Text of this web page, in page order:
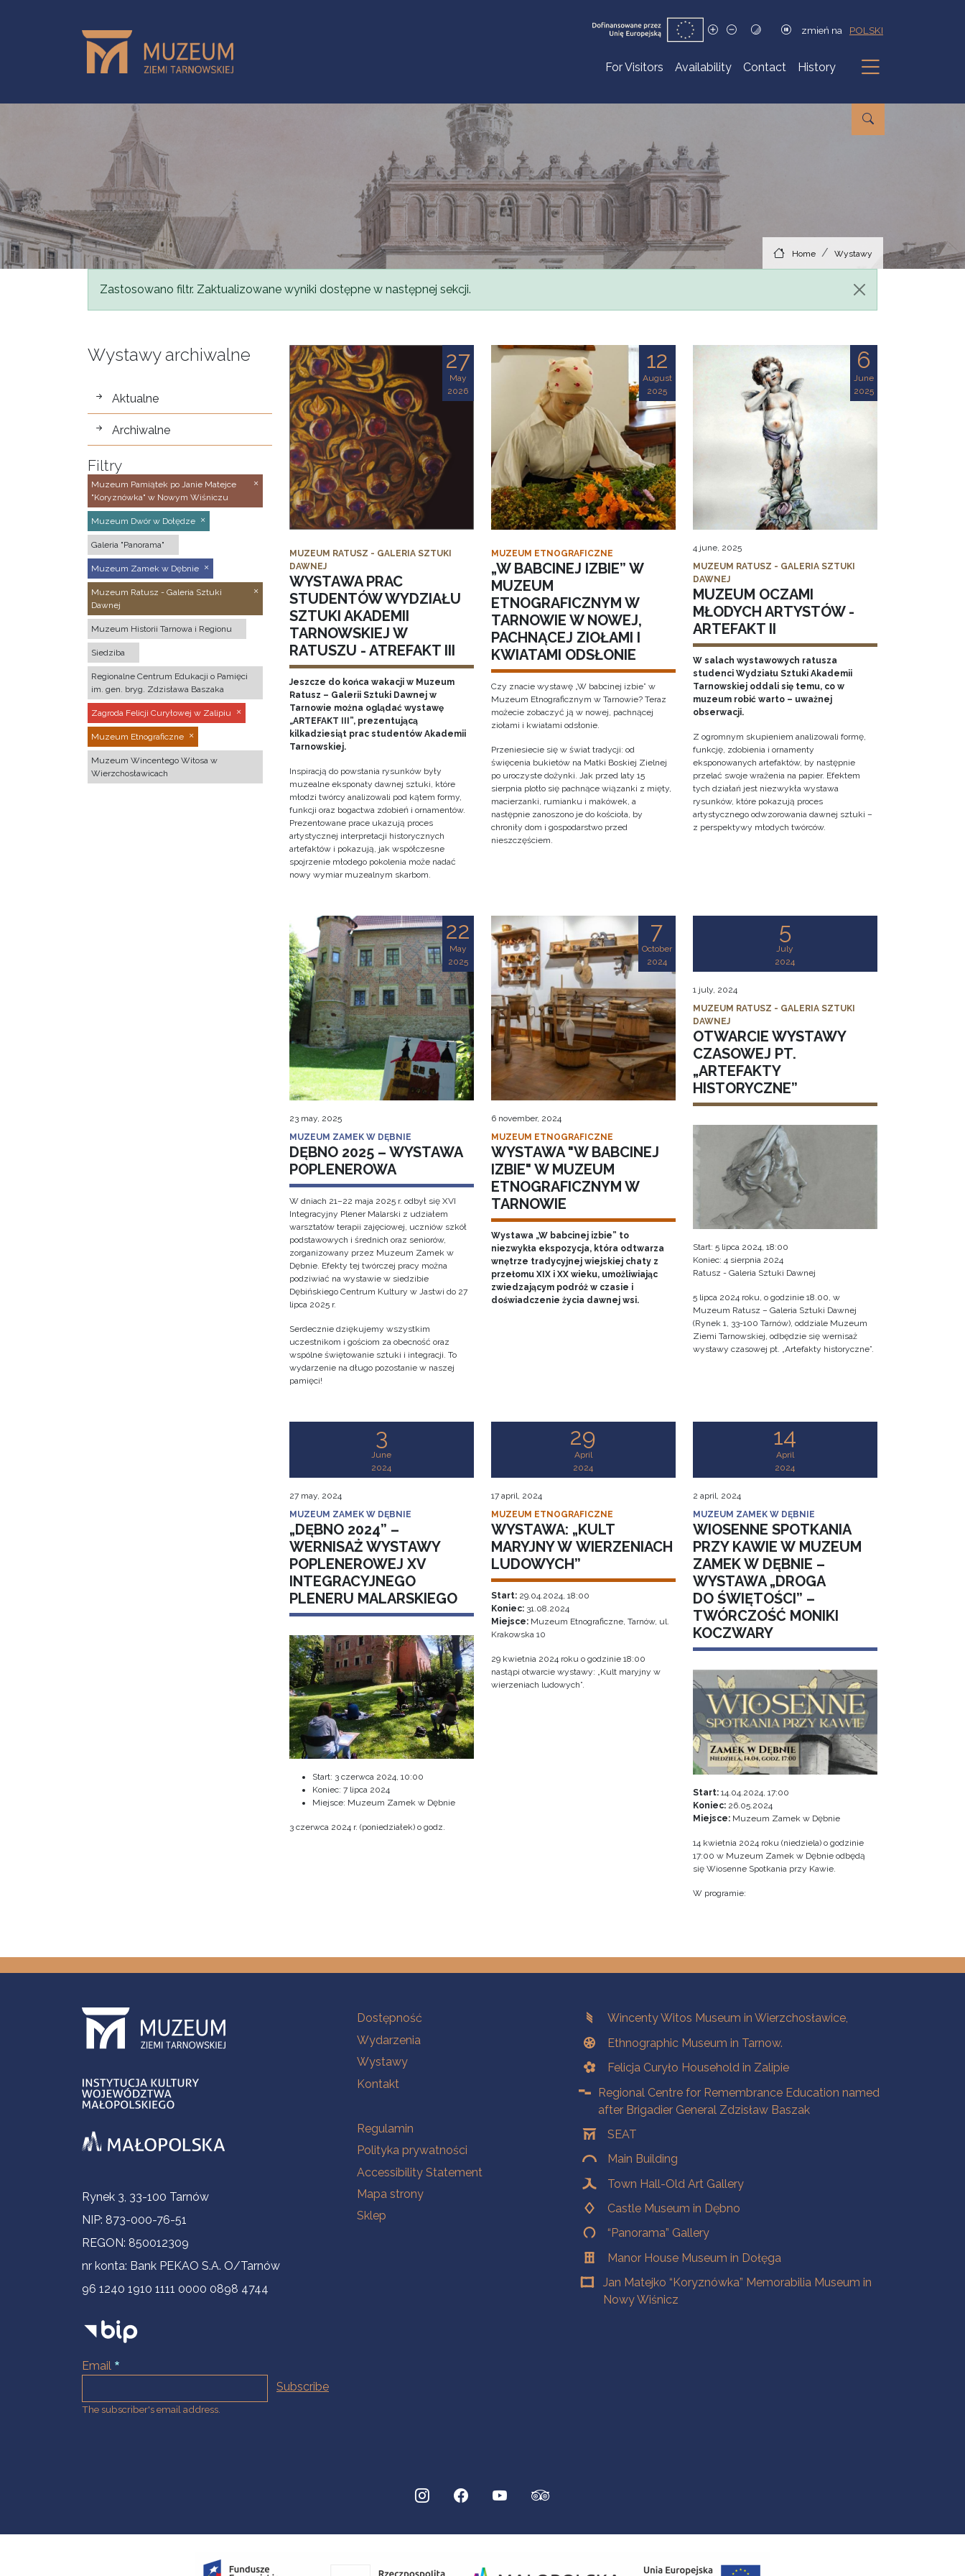
zmień na POLSKI
For Visitors Availability Contact History
Submenu
Home Wystawy
Status message
Zastosowano filtr. Zaktualizowane wyniki dostępne w następnej sekcji.
Wystawy archiwalne
wystawy
Aktualne
Archiwalne
Filtry
Muzeum Pamiątek po Janie Matejce
"Koryznówka" w Nowym Wiśniczu
Muzeum Dwór w Dołędze
Galeria "Panorama"
Muzeum Zamek w Dębnie
Muzeum Ratusz - Galeria Sztuki
Dawnej
Muzeum Historii Tarnowa i Regionu
Siedziba
Regionalne Centrum Edukacji o Pamięci
im. gen. bryg. Zdzisława Baszaka
Zagroda Felicji Curyłowej w Zalipiu
Muzeum Etnograficzne
Muzeum Wincentego Witosa w
Wierzchosławicach
27
May
2026
MUZEUM RATUSZ - GALERIA SZTUKI
DAWNEJ
WYSTAWA PRAC
STUDENTÓW WYDZIAŁU
SZTUKI AKADEMII
TARNOWSKIEJ W
RATUSZU - ATREFAKT III
Jeszcze do końca wakacji w Muzeum
Ratusz – Galerii Sztuki Dawnej w
Tarnowie można oglądać wystawę
„ARTEFAKT III”, prezentującą
kilkadziesiąt prac studentów Akademii
Tarnowskiej.
Inspiracją do powstania rysunków były
muzealne eksponaty dawnej sztuki, które
młodzi twórcy analizowali pod kątem formy,
funkcji oraz bogactwa zdobień i ornamentów.
Prezentowane prace ukazują proces
artystycznej interpretacji historycznych
artefaktów i pokazują, jak współczesne
spojrzenie młodego pokolenia może nadać
nowy wymiar muzealnym skarbom.
12
August
2025
MUZEUM ETNOGRAFICZNE
„W BABCINEJ IZBIE” W
MUZEUM
ETNOGRAFICZNYM W
TARNOWIE W NOWEJ,
PACHNĄCEJ ZIOŁAMI I
KWIATAMI ODSŁONIE
Czy znacie wystawę „W babcinej izbie” w
Muzeum Etnograficznym w Tarnowie? Teraz
możecie zobaczyć ją w nowej, pachnącej
ziołami i kwiatami odsłonie.
Przeniesiecie się w świat tradycji: od
święcenia bukietów na Matki Boskiej Zielnej
po uroczyste dożynki. Jak przed laty 15
sierpnia plotło się pachnące wiązanki z mięty,
macierzanki, rumianku i makówek, a
następnie zanoszono je do kościoła, by
chroniły dom i gospodarstwo przed
nieszczęściem.
6
June
2025
4 june, 2025
MUZEUM RATUSZ - GALERIA SZTUKI
DAWNEJ
MUZEUM OCZAMI
MŁODYCH ARTYSTÓW -
ARTEFAKT II
W salach wystawowych ratusza
studenci Wydziału Sztuki Akademii
Tarnowskiej oddali się temu, co w
muzeum robić warto – uważnej
obserwacji.
Z ogromnym skupieniem analizowali formę,
funkcję, zdobienia i ornamenty
eksponowanych artefaktów, by następnie
przelać swoje wrażenia na papier. Efektem
tych działań jest niezwykła wystawa
rysunków, które pokazują proces
artystycznego odwzorowania dawnej sztuki –
z perspektywy młodych twórców.
22
May
2025
23 may, 2025
MUZEUM ZAMEK W DĘBNIE
DĘBNO 2025 – WYSTAWA
POPLENEROWA
W dniach 21–22 maja 2025 r. odbył się XVI
Integracyjny Plener Malarski z udziałem
warsztatów terapii zajęciowej, uczniów szkół
podstawowych i średnich oraz seniorów,
zorganizowany przez Muzeum Zamek w
Dębnie. Efekty tej twórczej pracy można
podziwiać na wystawie w siedzibie
Dębińskiego Centrum Kultury w Jastwi do 27
lipca 2025 r.
Serdecznie dziękujemy wszystkim
uczestnikom i gościom za obecność oraz
wspólne świętowanie sztuki i integracji. To
wydarzenie na długo pozostanie w naszej
pamięci!
7
October
2024
6 november, 2024
MUZEUM ETNOGRAFICZNE
WYSTAWA "W BABCINEJ
IZBIE" W MUZEUM
ETNOGRAFICZNYM W
TARNOWIE
Wystawa „W babcinej izbie” to
niezwykła ekspozycja, która odtwarza
wnętrze tradycyjnej wiejskiej chaty z
przełomu XIX i XX wieku, umożliwiając
zwiedzającym podróż w czasie i
doświadczenie życia dawnej wsi.
5
July
2024
1 july, 2024
MUZEUM RATUSZ - GALERIA SZTUKI
DAWNEJ
OTWARCIE WYSTAWY
CZASOWEJ PT.
„ARTEFAKTY
HISTORYCZNE”
Start: 5 lipca 2024, 18:00
Koniec: 4 sierpnia 2024
Ratusz - Galeria Sztuki Dawnej
5 lipca 2024 roku, o godzinie 18.00, w
Muzeum Ratusz – Galeria Sztuki Dawnej
(Rynek 1, 33-100 Tarnów), oddziale Muzeum
Ziemi Tarnowskiej, odbędzie się wernisaż
wystawy czasowej pt. „Artefakty historyczne”.
3
June
2024
27 may, 2024
MUZEUM ZAMEK W DĘBNIE
„DĘBNO 2024” –
WERNISAŻ WYSTAWY
POPLENEROWEJ XV
INTEGRACYJNEGO
PLENERU MALARSKIEGO
Start: 3 czerwca 2024, 10:00
Koniec: 7 lipca 2024
Miejsce: Muzeum Zamek w Dębnie
3 czerwca 2024 r. (poniedziałek) o godz.
29
April
2024
17 april, 2024
MUZEUM ETNOGRAFICZNE
WYSTAWA: „KULT
MARYJNY W WIERZENIACH
LUDOWYCH”
Start:29.04.2024, 18:00
Koniec:31.08.2024
Miejsce:Muzeum Etnograficzne, Tarnów, ul.
Krakowska 10
29 kwietnia 2024 roku o godzinie 18:00
nastąpi otwarcie wystawy: „Kult maryjny w
wierzeniach ludowych”.
14
April
2024
2 april, 2024
MUZEUM ZAMEK W DĘBNIE
WIOSENNE SPOTKANIA
PRZY KAWIE W MUZEUM
ZAMEK W DĘBNIE –
WYSTAWA „DROGA
DO ŚWIĘTOŚCI” –
TWÓRCZOŚĆ MONIKI
KOCZWARY
Start:14.04.2024, 17:00
Koniec:26.05.2024
Miejsce:Muzeum Zamek w Dębnie
14 kwietnia 2024 roku (niedziela) o godzinie
17:00 w Muzeum Zamek w Dębnie odbędą
się Wiosenne Spotkania przy Kawie.
W programie:
Contact Information
Rynek 3, 33-100 Tarnów
NIP: 873-000-76-51
REGON: 850012309
nr konta: Bank PEKAO S.A. O/Tarnów
96 1240 1910 1111 0000 0898 4744
Email
The subscriber's email address.
Na skróty.
Dostępność
Wydarzenia
Wystawy
Kontakt
Na skróty.
Regulamin
Polityka prywatności
Accessibility Statement
Mapa strony
Sklep
BranchesWincenty Witos Museum in Wierzchosławice,
Ethnographic Museum in Tarnow.
Felicja Curyło Household in Zalipie
Regional Centre for Remembrance Education named
after Brigadier General Zdzisław Baszak
SEAT
Main Building
Town Hall-Old Art Gallery
Castle Museum in Dębno
“Panorama” Gallery
Manor House Museum in Dołęga
Jan Matejko “Koryznówka” Memorabilia Museum in
Nowy Wiśnicz